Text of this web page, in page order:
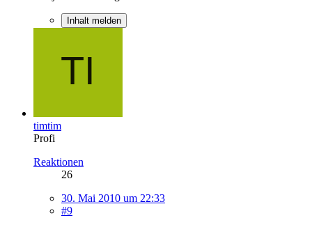
Inhalt melden
timtim
Profi
Reaktionen
26
30. Mai 2010 um 22:33
#9